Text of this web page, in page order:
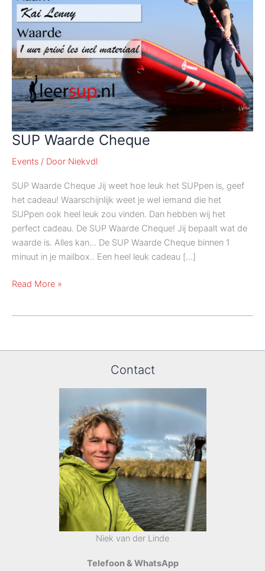
SUP Waarde Cheque
Events / Door Niekvdl
SUP Waarde Cheque Jij weet hoe leuk het SUPpen is, geef
het cadeau! Waarschijnlijk weet je wel iemand die het
SUPpen ook heel leuk zou vinden. Dan hebben wij het
perfect cadeau. De SUP Waarde Cheque! Jij bepaalt wat de
waarde is. Alles kan… De SUP Waarde Cheque binnen 1
minuut in je mailbox.. Een heel leuk cadeau […]
SUP
Read More »
Contact
Niek van der Linde
Telefoon & WhatsApp